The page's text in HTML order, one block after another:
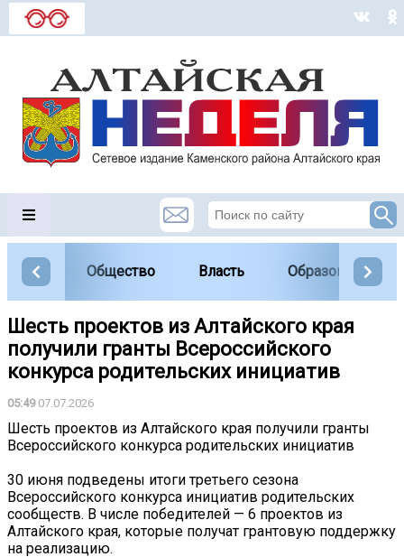
Общество Власть Образование
Шесть проектов из Алтайского края
получили гранты Всероссийского
конкурса родительских инициатив
05:4907.07.2026
Шесть проектов из Алтайского края получили гранты
Всероссийского конкурса родительских инициатив
30 июня подведены итоги третьего сезона
Всероссийского конкурса инициатив родительских
сообществ. В числе победителей — 6 проектов из
Алтайского края, которые получат грантовую поддержку
на реализацию.